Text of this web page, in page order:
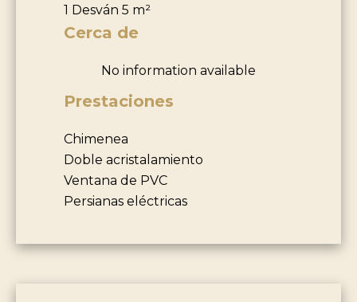
1 Desván 5 m²
Cerca de
No information available
Prestaciones
Chimenea
Doble acristalamiento
Ventana de PVC
Persianas eléctricas